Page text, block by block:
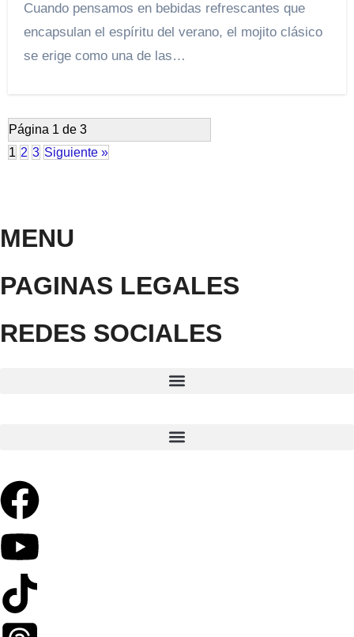
Cuando pensamos en bebidas refrescantes que
encapsulan el espíritu del verano, el mojito clásico
se erige como una de las…
Página 1 de 3
1 2 3 Siguiente »
MENU
PAGINAS LEGALES
REDES SOCIALES